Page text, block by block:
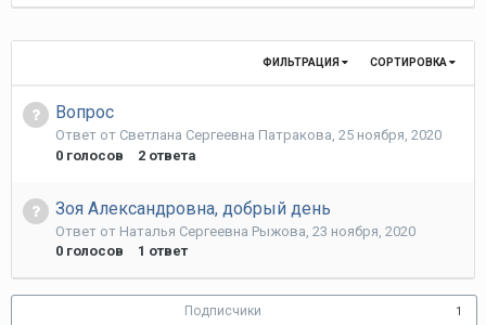
СОРТИРОВКА
ФИЛЬТРАЦИЯ
Вопрос
Ответ от Светлана Сергеевна Патракова, 25 ноября, 2020
0 голосов 2 ответа
Зоя Александровна, добрый день
Ответ от Наталья Сергеевна Рыжова 23 ноября, 2020
0 голосов 1 ответ
Подписчики 1